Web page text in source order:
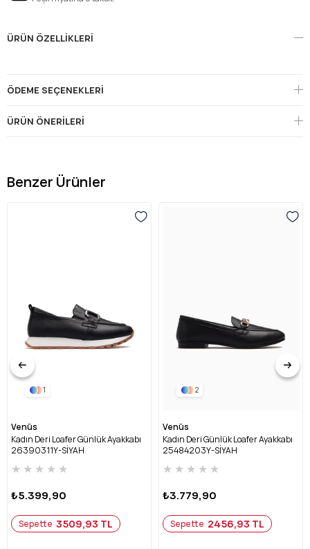
ÜRÜN ÖZELLIKLERI
ÖDEME SEÇENEKLERI
ÜRÜN ÖNERILERI
Benzer Ürünler
1
Venüs
Kadın Deri Loafer Günlük Ayakkabı
26390311Y-SİYAH
★ ★ ★ ★ ★
₺5.399,90
Sepette 3509,93 TL
2
Venüs
Kadın Deri Günlük Loafer Ayakkabı
25484203Y-SİYAH
★ ★ ★ ★ ★
₺3.779,90
Sepette 2456,93 TL